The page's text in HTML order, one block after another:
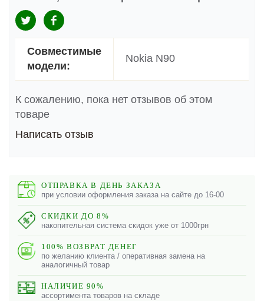
Совместимые
модели:
Nokia N90
К сожалению, пока нет отзывов об этом
товаре
Написать отзыв
ОТПРАВКА В ДЕНЬ ЗАКАЗА
при условии оформления заказа на сайте до 16-00
СКИДКИ ДО 8%
накопительная система скидок уже от 1000грн
100% ВОЗВРАТ ДЕНЕГ
по желанию клиента / оперативная замена на
аналогичный товар
НАЛИЧИЕ 90%
ассортимента товаров на складе